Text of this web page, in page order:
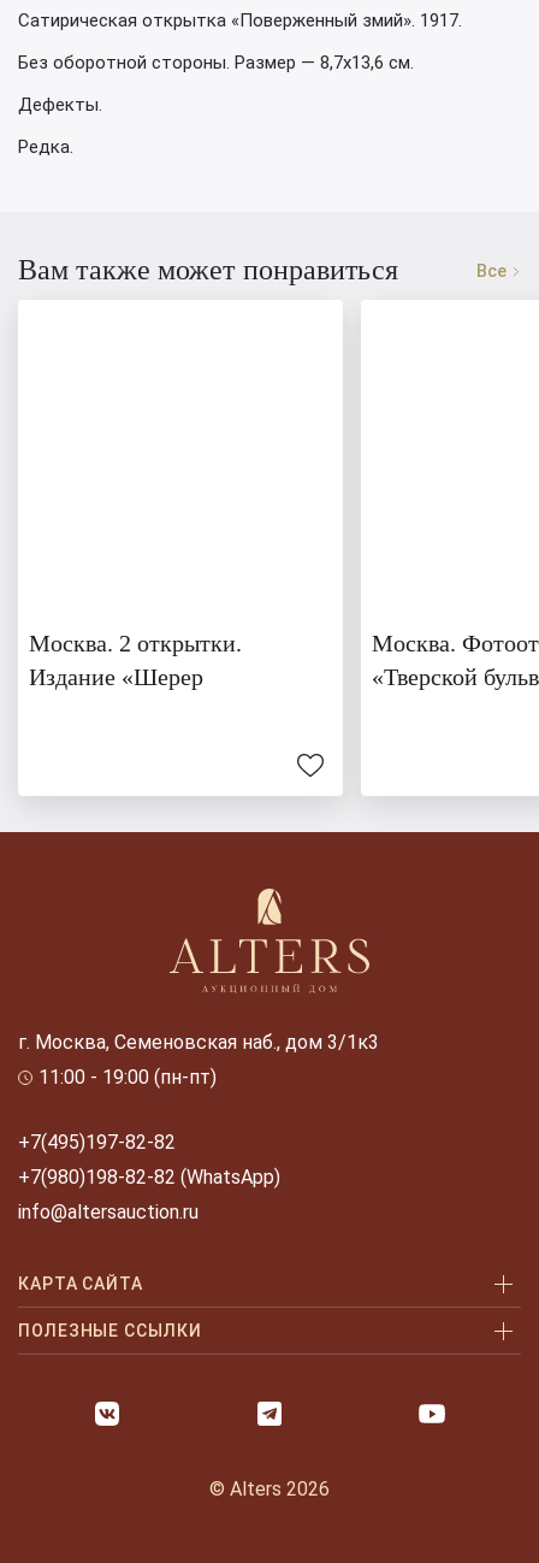
Сатирическая открытка «Поверженный змий». 1917.
Без оборотной стороны. Размер — 8,7х13,6 см.
Дефекты.
Редка.
Вам также может понравиться Все
Москва. 2 открытки.
Издание «Шерер
Москва.
«Тверской
г. Москва, Семеновская наб., дом 3/1к3
11:00 - 19:00 (пн-пт)
+7(495)197-82-82
+7(980)198-82-82 (WhatsApp)
info@altersauction.ru
КАРТА САЙТА
Аукционы
Как продать
ПОЛЕЗНЫЕ ССЫЛКИ
Оплата и доставка
Часто задаваемые вопросы
© Alters 2026